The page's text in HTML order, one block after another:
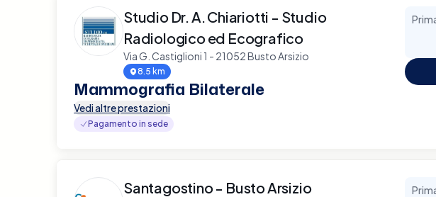
Studio Dr. A. Chiariotti - Studio
Radiologico ed Ecografico
Via G. Castiglioni 1 - 21052 Busto Arsizio
8.5 km
Mammografia Bilaterale
Vedi altre prestazioni
Pagamento in sede
Santagostino - Busto Arsizio